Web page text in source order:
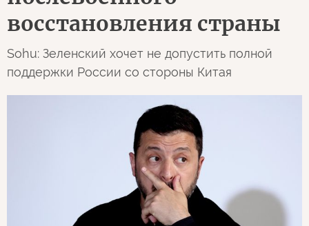
восстановления страны
Sohu: Зеленский хочет не допустить полной
поддержки России со стороны Китая